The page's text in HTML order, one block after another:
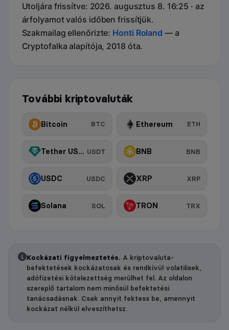
Utoljára frissítve: 2026. augusztus 8. 16:25 · az
árfolyamot valós időben frissítjük.
Szakmailag ellenőrizte: Honti Roland — a
Cryptofalka alapítója, 2018 óta.
További kriptovaluták
Bitcoin BTC Ethereum ETH
Tether USDt USDT BNB BNB
USDC USDC XRP XRP
Solana SOL TRON TRX
Kockázati figyelmeztetés. A kriptovaluta-
befektetések kockázatosak és rendkívül volatilisek,
adófizetési kötelezettség merülhet fel. Az oldalon
szereplő tartalom nem minősül befektetési
tanácsadásnak. Csak annyit fektess be, amennyit
kockázat nélkül elveszíthetsz.